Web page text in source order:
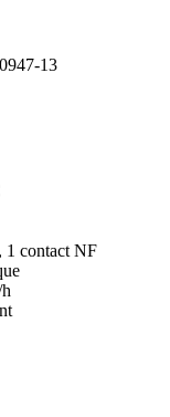
13
1 contact NF